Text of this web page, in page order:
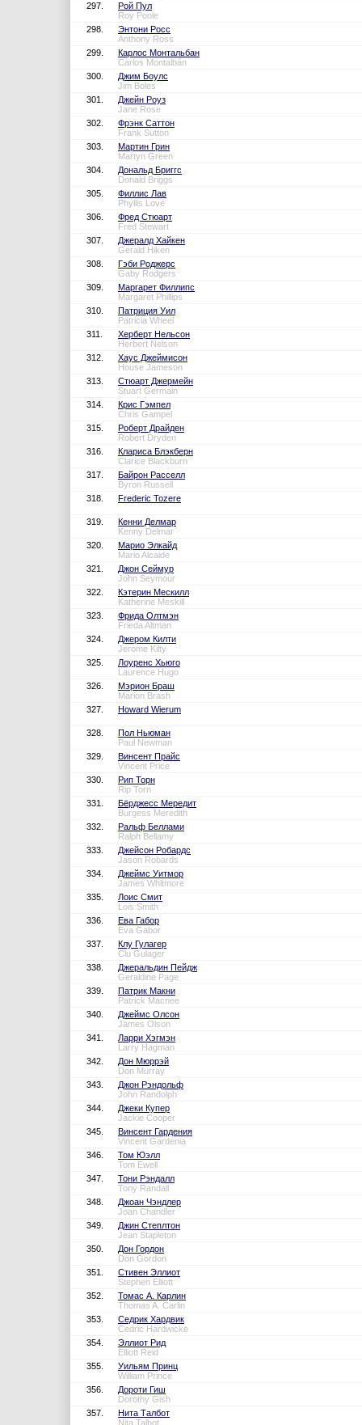
297.
Рой Пул
Roy Poole
298.
Энтони Росс
Anthony Ross
299.
Карлос Монтальбан
Carlos Montalbán
300.
Джим Боулс
Jim Boles
301.
Джейн Роуз
Jane Rose
302.
Фрэнк Саттон
Frank Sutton
303.
Мартин Грин
Martyn Green
304.
Дональд Бриггс
Donald Briggs
305.
Филлис Лав
Phyllis Love
306.
Фред Стюарт
Fred Stewart
307.
Джералд Хайкен
Gerald Hiken
308.
Гэби Роджерс
Gaby Rodgers
309.
Маргарет Филлипс
Margaret Phillips
310.
Патриция Уил
Patricia Wheel
311.
Херберт Нельсон
Herbert Nelson
312.
Хаус Джеймисон
House Jameson
313.
Стюарт Джермейн
Stuart Germain
314.
Крис Гэмпел
Chris Gampel
315.
Роберт Драйден
Robert Dryden
316.
Клариса Блэкберн
Clarice Blackburn
317.
Байрон Расселл
Byron Russell
318.
Frederic Tozere
319.
Кенни Делмар
Kenny Delmar
320.
Марио Элкайд
Mario Alcaide
321.
Джон Сеймур
John Seymour
322.
Кэтерин Мескилл
Katherine Meskill
323.
Фрида Олтмэн
Frieda Altman
324.
Джером Килти
Jerome Kilty
325.
Лоуренс Хьюго
Laurence Hugo
326.
Мэрион Браш
Marion Brash
327.
Howard Wierum
328.
Пол Ньюман
Paul Newman
329.
Винсент Прайс
Vincent Price
330.
Рип Торн
Rip Torn
331.
Бёрджесс Мередит
Burgess Meredith
332.
Ральф Беллами
Ralph Bellamy
333.
Джейсон Робардс
Jason Robards
334.
Джеймс Уитмор
James Whitmore
335.
Лоис Смит
Lois Smith
336.
Ева Габор
Eva Gabor
337.
Клу Гулагер
Clu Gulager
338.
Джеральдин Пейдж
Geraldine Page
339.
Патрик Макни
Patrick Macnee
340.
Джеймс Олсон
James Olson
341.
Ларри Хэгмэн
Larry Hagman
342.
Дон Мюррэй
Don Murray
343.
Джон Рэндольф
John Randolph
344.
Джеки Купер
Jackie Cooper
345.
Винсент Гардения
Vincent Gardenia
346.
Том Юэлл
Tom Ewell
347.
Тони Рэндалл
Tony Randall
348.
Джоан Чэндлер
Joan Chandler
349.
Джин Степлтон
Jean Stapleton
350.
Дон Гордон
Don Gordon
351.
Стивен Эллиот
Stephen Elliott
352.
Томас А. Карлин
Thomas A. Carlin
353.
Седрик Хардвик
Cedric Hardwicke
354.
Эллиот Рид
Elliott Reid
355.
Уильям Принц
William Prince
356.
Дороти Гиш
Dorothy Gish
357.
Нита Талбот
Nita Talbot